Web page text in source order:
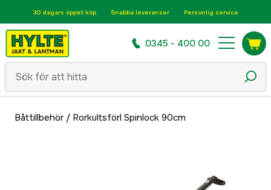
30 dagars öppet köp Snabba leveranser Personlig service
0345 - 400 00
Båttillbehör/ Rorkultsförl Spinlock 90cm